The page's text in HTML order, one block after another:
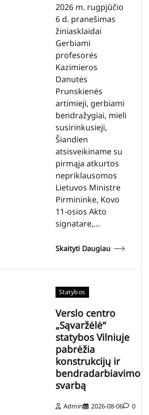
2026 m. rugpjūčio
6 d. pranešimas
žiniasklaidai
Gerbiami
profesorės
Kazimieros
Danutės
Prunskienės
artimieji, gerbiami
bendražygiai, mieli
susirinkusieji,
Šiandien
atsisveikiname su
pirmąja atkurtos
nepriklausomos
Lietuvos Ministre
Pirmininke, Kovo
11-osios Akto
signatare,…
Skaityti Daugiau
Statybos
Verslo centro
„Sąvaržėlė“
statybos Vilniuje
pabrėžia
konstrukcijų ir
bendradarbiavimo
svarbą
Admin 2026-08-06 0